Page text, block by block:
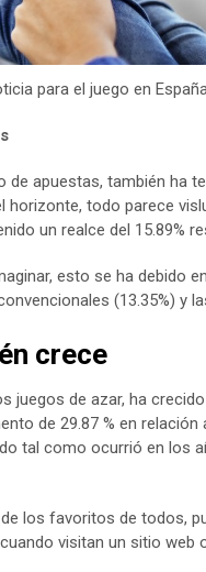
para el juego en
de apuestas, también ha
horizonte, todo parece
un realce del 15.89%
esto se ha debido
(13.35%) y
crece
juegos de azar, ha
de 29.87 % en
tal como ocurrió en los
los favoritos de todos,
visitan un sitio web